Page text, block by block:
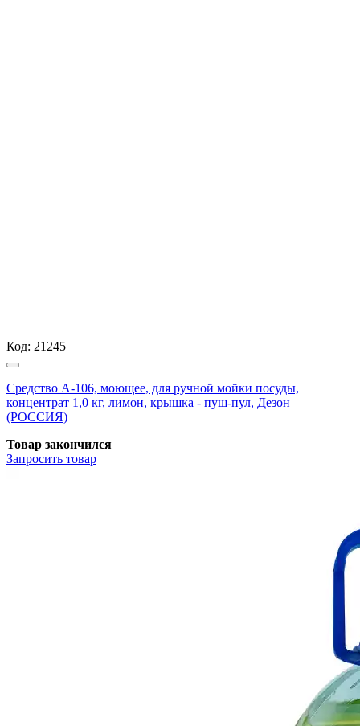
Код: 21245
Средство А-106, моющее, для ручной мойки посуды,
концентрат 1,0 кг, лимон, крышка - пуш-пул, Дезон
(РОССИЯ)
Товар закончился
Запросить товар